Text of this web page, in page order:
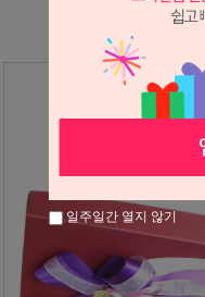
※
장미는 시세 변동
문
일주일간 열지 않기